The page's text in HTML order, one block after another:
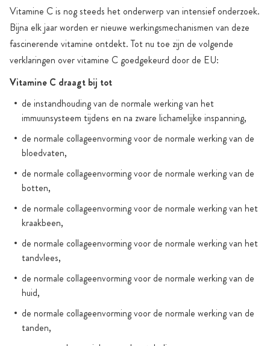
Vitamine C is nog steeds het onderwerp van intensief onderzoek.
Bijna elk jaar worden er nieuwe werkingsmechanismen van deze
fascinerende vitamine ontdekt. Tot nu toe zijn de volgende
verklaringen over vitamine C goedgekeurd door de EU:
Vitamine C draagt bij tot
de instandhouding van de normale werking van het
immuunsysteem tijdens en na zware lichamelijke inspanning,
de normale collageenvorming voor de normale werking van de
bloedvaten,
de normale collageenvorming voor de normale werking van de
botten,
de normale collageenvorming voor de normale werking van het
kraakbeen,
de normale collageenvorming voor de normale werking van het
tandvlees,
de normale collageenvorming voor de normale werking van de
huid,
de normale collageenvorming voor de normale werking van de
tanden,